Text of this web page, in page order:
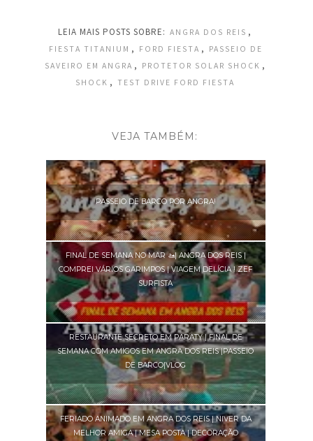
LEIA MAIS POSTS SOBRE: ANGRA DOS REIS ,
FIESTA TITANIUM , FORD FIESTA ,
PASSEIO DE
SAVEIRO EM ANGRA , PROTETOR SOLAR SHOCK ,
SHOCK , TEST DRIVE FORD FIESTA
VEJA TAMBÉM:
PASSEIO DE BARCO POR ANGRA!
FINAL DE SEMANA NO MAR 🚤| ANGRA DOS REIS |
COMPREI VÁRIOS GARIMPOS | VIAGEM DELÍCIA ! ZEF
SURFISTA
RESTAURANTE SECRETO EM PARATY | FINAL DE
SEMANA COM AMIGOS EM ANGRA DOS REIS |PASSEIO
DE BARCO|VLOG
FERIADO ANIMADO EM ANGRA DOS REIS | NIVER DA
MELHOR AMIGA | MESA POSTA | DECORAÇÃO